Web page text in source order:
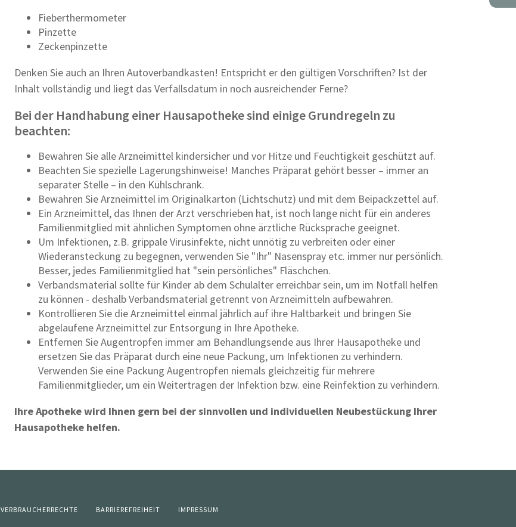
Fieberthermometer
Pinzette
Zeckenpinzette
Denken Sie auch an Ihren Autoverbandkasten! Entspricht er den gültigen Vorschriften? Ist der
Inhalt vollständig und liegt das Verfallsdatum in noch ausreichender Ferne?
Bei der Handhabung einer Hausapotheke sind einige Grundregeln zu
beachten:
Bewahren Sie alle Arzneimittel kindersicher und vor Hitze und Feuchtigkeit geschützt auf.
Beachten Sie spezielle Lagerungshinweise! Manches Präparat gehört besser – immer an
separater Stelle – in den Kühlschrank.
Bewahren Sie Arzneimittel im Originalkarton (Lichtschutz) und mit dem Beipackzettel auf.
Ein Arzneimittel, das Ihnen der Arzt verschrieben hat, ist noch lange nicht für ein anderes
Familienmitglied mit ähnlichen Symptomen ohne ärztliche Rücksprache geeignet.
Um Infektionen, z.B. grippale Virusinfekte, nicht unnötig zu verbreiten oder einer
Wiederansteckung zu begegnen, verwenden Sie "Ihr" Nasenspray etc. immer nur persönlich.
Besser, jedes Familienmitglied hat "sein persönliches" Fläschchen.
Verbandsmaterial sollte für Kinder ab dem Schulalter erreichbar sein, um im Notfall helfen
zu können - deshalb Verbandsmaterial getrennt von Arzneimitteln aufbewahren.
Kontrollieren Sie die Arzneimittel einmal jährlich auf ihre Haltbarkeit und bringen Sie
abgelaufene Arzneimittel zur Entsorgung in Ihre Apotheke.
Entfernen Sie Augentropfen immer am Behandlungsende aus Ihrer Hausapotheke und
ersetzen Sie das Präparat durch eine neue Packung, um Infektionen zu verhindern.
Verwenden Sie eine Packung Augentropfen niemals gleichzeitig für mehrere
Familienmitglieder, um ein Weitertragen der Infektion bzw. eine Reinfektion zu verhindern.
Ihre Apotheke wird Ihnen gern bei der sinnvollen und individuellen Neubestückung Ihrer
Hausapotheke helfen.
VERBRAUCHERRECHTE BARRIEREFREIHEIT IMPRESSUM